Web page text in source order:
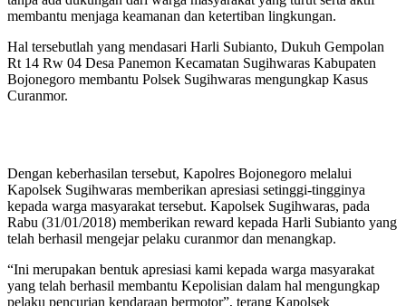
membantu menjaga keamanan dan ketertiban lingkungan.
Hal tersebutlah yang mendasari Harli Subianto, Dukuh Gempolan
Rt 14 Rw 04 Desa Panemon Kecamatan Sugihwaras Kabupaten
Bojonegoro membantu Polsek Sugihwaras mengungkap Kasus
Curanmor.
Dengan keberhasilan tersebut, Kapolres Bojonegoro melalui
Kapolsek Sugihwaras memberikan apresiasi setinggi-tingginya
kepada warga masyarakat tersebut. Kapolsek Sugihwaras, pada
Rabu (31/01/2018) memberikan reward kepada Harli Subianto yang
telah berhasil mengejar pelaku curanmor dan menangkap.
“Ini merupakan bentuk apresiasi kami kepada warga masyarakat
yang telah berhasil membantu Kepolisian dalam hal mengungkap
pelaku pencurian kendaraan bermotor”, terang Kapolsek